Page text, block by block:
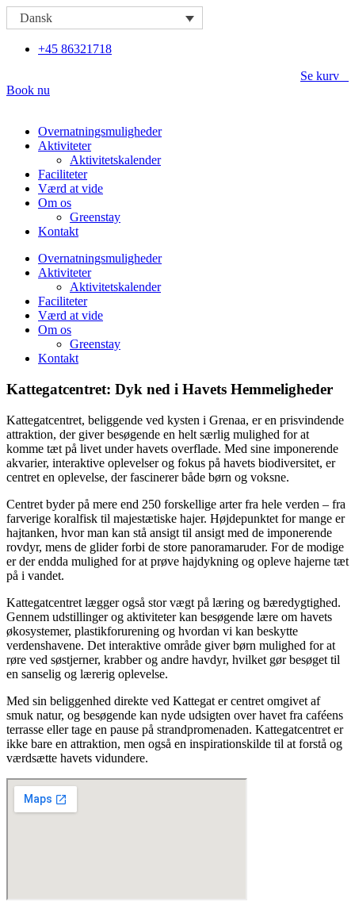
Videre
til
Dansk
+45 86321718
Se kurv
Book nu
Overnatningsmuligheder
Aktiviteter
Aktivitetskalender
Faciliteter
Værd at vide
Om os
Greenstay
Kontakt
Overnatningsmuligheder
Aktiviteter
Aktivitetskalender
Faciliteter
Værd at vide
Om os
Greenstay
Kontakt
Kattegatcentret: Dyk ned i Havets Hemmeligheder
Kattegatcentret, beliggende ved kysten i Grenaa, er en prisvindende
attraktion, der giver besøgende en helt særlig mulighed for at
komme tæt på livet under havets overflade. Med sine imponerende
akvarier, interaktive oplevelser og fokus på havets biodiversitet, er
centret en oplevelse, der fascinerer både børn og voksne.
Centret byder på mere end 250 forskellige arter fra hele verden – fra
farverige koralfisk til majestætiske hajer. Højdepunktet for mange er
hajtanken, hvor man kan stå ansigt til ansigt med de imponerende
rovdyr, mens de glider forbi de store panoramaruder. For de modige
er der endda mulighed for at prøve hajdykning og opleve hajerne tæt
på i vandet.
Kattegatcentret lægger også stor vægt på læring og bæredygtighed.
Gennem udstillinger og aktiviteter kan besøgende lære om havets
økosystemer, plastikforurening og hvordan vi kan beskytte
verdenshavene. Det interaktive område giver børn mulighed for at
røre ved søstjerner, krabber og andre havdyr, hvilket gør besøget til
en sanselig og lærerig oplevelse.
Med sin beliggenhed direkte ved Kattegat er centret omgivet af
smuk natur, og besøgende kan nyde udsigten over havet fra caféens
terrasse eller tage en pause på strandpromenaden. Kattegatcentret er
ikke bare en attraktion, men også en inspirationskilde til at forstå og
værdsætte havets vidundere.